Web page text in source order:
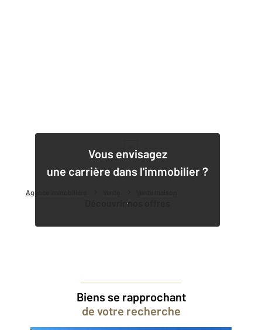
Agence immobilière
Vous envisagez
une carrière dans l'immobilier ?
Découvrir nos offres
Biens se rapprochant
de votre recherche